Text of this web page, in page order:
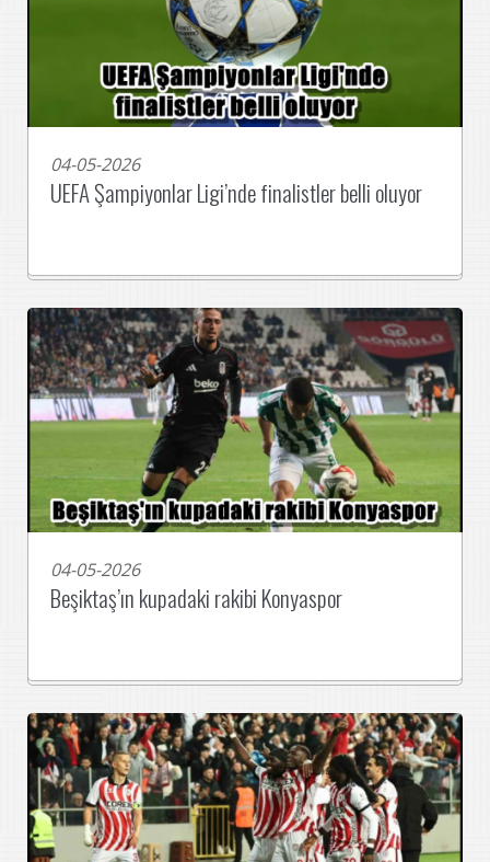
04-05-2026
UEFA Şampiyonlar Ligi’nde finalistler belli oluyor
04-05-2026
Beşiktaş’ın kupadaki rakibi Konyaspor